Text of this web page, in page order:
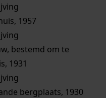
1957
bestemd om te
1931
bergplaats, 1930